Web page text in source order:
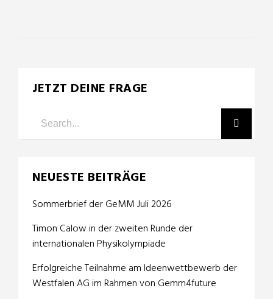
JETZT DEINE FRAGE
NEUESTE BEITRÄGE
Sommerbrief der GeMM Juli 2026
Timon Calow in der zweiten Runde der
internationalen Physikolympiade
Erfolgreiche Teilnahme am Ideenwettbewerb der
Westfalen AG im Rahmen von Gemm4future